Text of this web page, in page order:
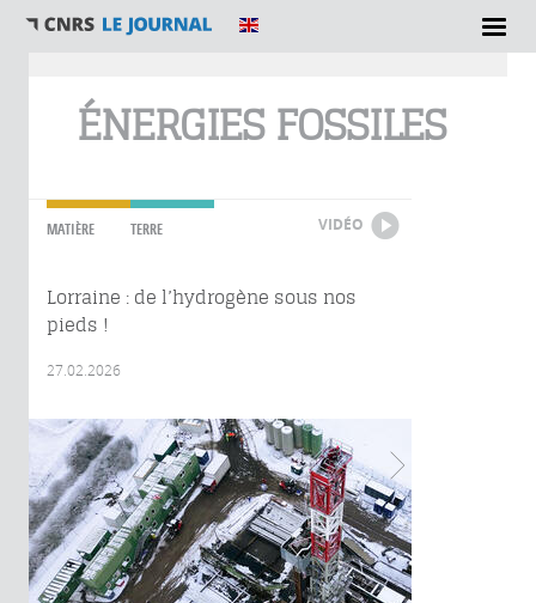
ÉNERGIES FOSSILES
MATIÈRE TERRE VIDÉO
Lorraine : de l’hydrogène sous nos
pieds !
27.02.2026